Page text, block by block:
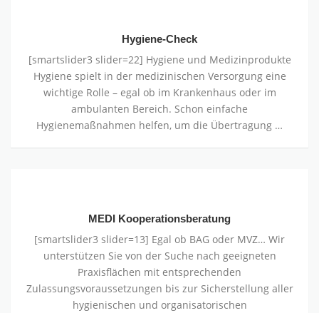
Hygiene-Check
[smartslider3 slider=22] Hygiene und Medizinprodukte
Hygiene spielt in der medizinischen Versorgung eine
wichtige Rolle – egal ob im Krankenhaus oder im
ambulanten Bereich. Schon einfache
Hygienemaßnahmen helfen, um die Übertragung …
MEDI Kooperationsberatung
[smartslider3 slider=13] Egal ob BAG oder MVZ… Wir
unterstützen Sie von der Suche nach geeigneten
Praxisﬂächen mit entsprechenden
Zulassungsvoraussetzungen bis zur Sicherstellung aller
hygienischen und organisatorischen